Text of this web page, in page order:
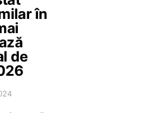
în
de